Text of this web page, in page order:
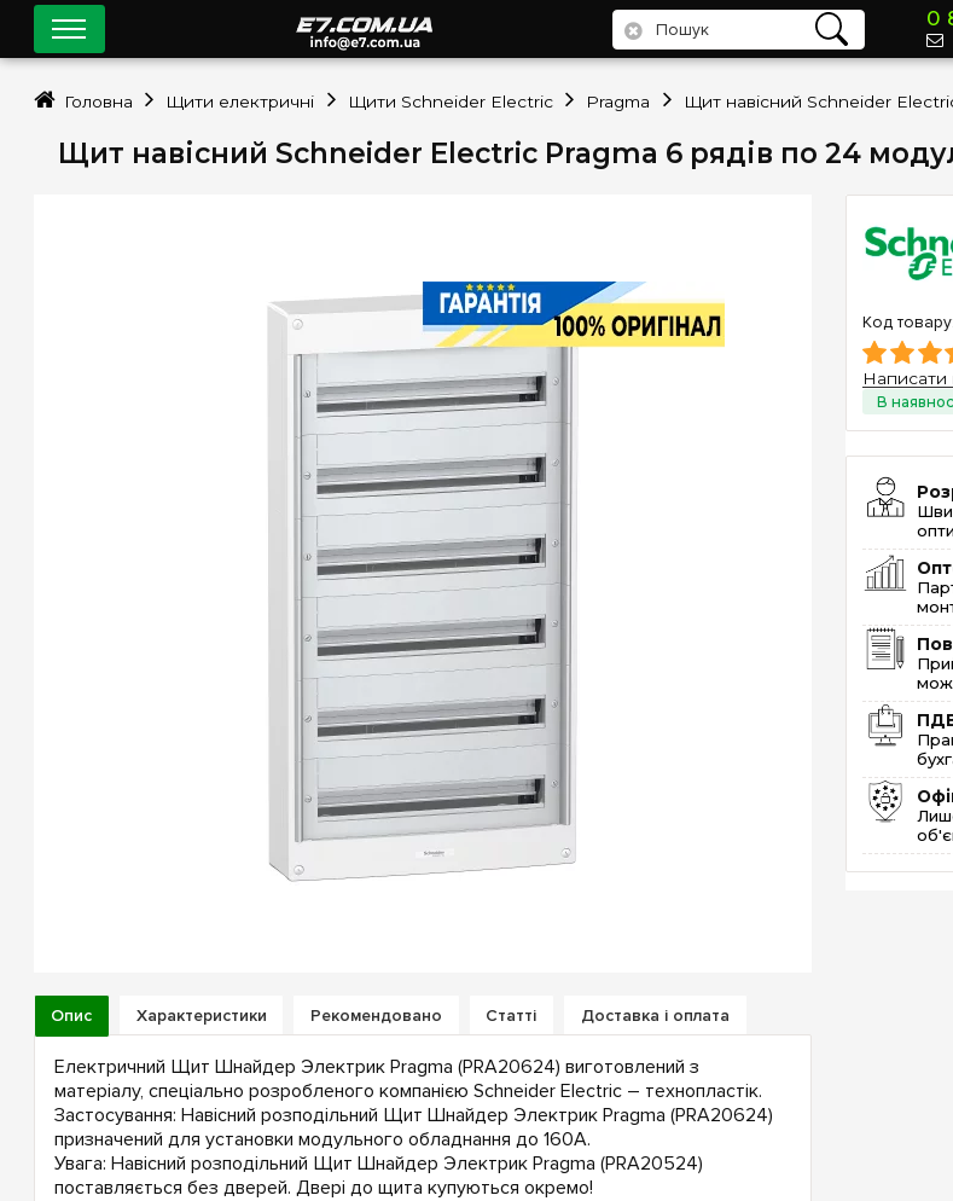
Щит навісний Schneider Electric Pragma 6 рядів по 24
Написати
Опис Характеристики Рекомендовано Статті Доставка і оплата
Електричний Щит Шнайдер Электрик Pragma (PRA20624) виготовлений з
матеріалу, спеціально розробленого компанією Schneider Electric – технопластік.
Застосування: Навісний розподільний Щит Шнайдер Электрик Pragma (PRA20624)
призначений для установки модульного обладнання до 160А.
Увага: Навісний розподільний Щит Шнайдер Электрик Pragma (PRA20524)
поставляється без дверей. Двері до щита купуються окремо!
0
Головна Щити електричні Щити Schneider Electric Pragma